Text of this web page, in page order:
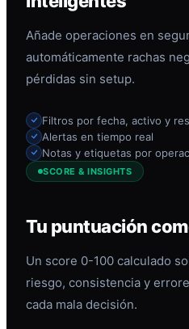
Añade operaciones en
automáticamente rachas
pérdidas sin setup.
Filtros por fecha, activo y
Alertas en tiempo real
Notas y etiquetas por
SCORE & INSIGHTS
Tu puntuación
Un score 0-100 calculado
riesgo, consistencia y
cada mala decisión.